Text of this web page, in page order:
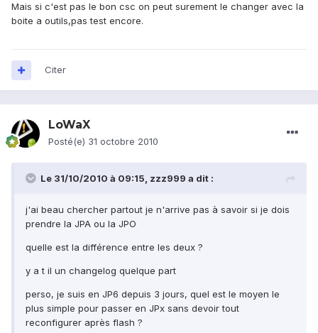
Mais si c'est pas le bon csc on peut surement le changer avec la
boite a outils,pas test encore.
Citer
LoWaX
Posté(e) 31 octobre 2010
Le 31/10/2010 à 09:15, zzz999 a dit :
j'ai beau chercher partout je n'arrive pas à savoir si je dois
prendre la JPA ou la JPO
quelle est la différence entre les deux ?
y a t il un changelog quelque part
perso, je suis en JP6 depuis 3 jours, quel est le moyen le
plus simple pour passer en JPx sans devoir tout
reconfigurer après flash ?